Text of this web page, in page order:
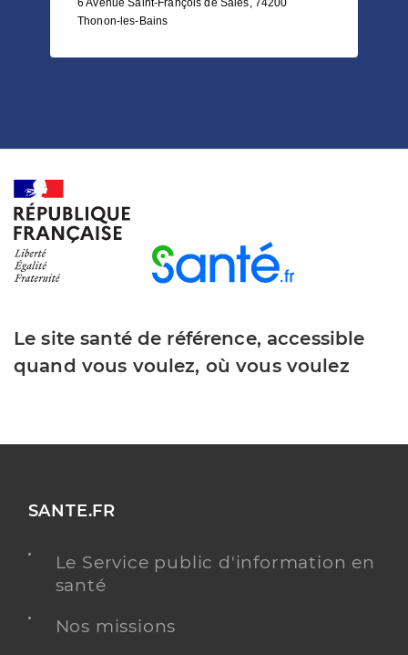
6 Avenue Saint-François de Sales, 74200
Thonon-les-Bains
Le site santé de référence, accessible
quand vous voulez, où vous voulez
SANTE.FR
Le Service public d'information en
santé
Nos missions